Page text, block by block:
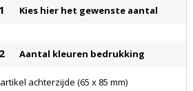
1 Kies hier het gewenste aantal
2 Aantal kleuren bedrukking
artikel achterzijde (65 x 85 mm)